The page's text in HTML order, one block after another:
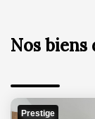
Prestige